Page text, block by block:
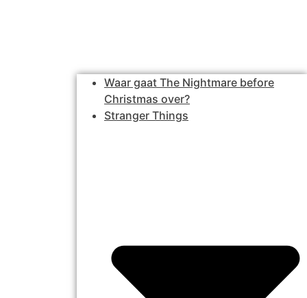
Waar gaat The Nightmare before
Christmas over?
Stranger Things